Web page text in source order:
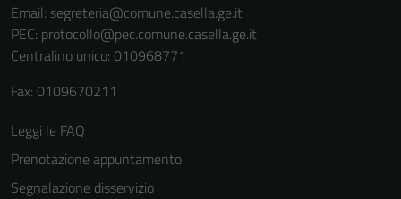
Email: segreteria@comune.casella.ge.it
PEC: protocollo@pec.comune.casella.ge.it
Centralino unico: 010968771
Fax: 0109670211
Leggi le FAQ
Prenotazione appuntamento
Segnalazione disservizio
informazioni
personali.